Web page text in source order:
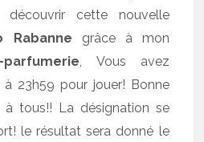
cette nouvelle
Rabanne grâce à mon
parfumerie, Vous avez
à 23h59 pour jouer! Bonne
tous!! La désignation se
le résultat sera donné le